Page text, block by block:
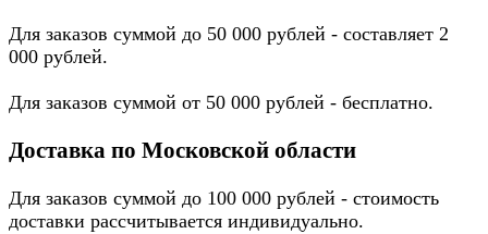
Для заказов суммой до 50 000 рублей - составляет 2
000 рублей.
Для заказов суммой от 50 000 рублей - бесплатно.
Доставка по Московской области
Для заказов суммой до 100 000 рублей - стоимость
доставки рассчитывается индивидуально.